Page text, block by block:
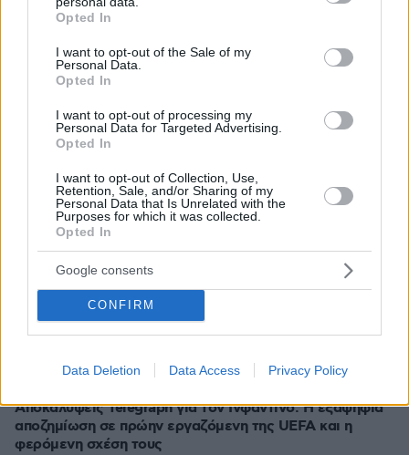
grant or deny consent to Google and its third-party tags to
use your data for below specified purposes in below Google
consent section.
Opted In
I want to opt-out of the Sale of my
Personal Data.
Opted In
I want to opt-out of processing my
Personal Data for Targeted Advertising.
Opted In
I want to opt-out of Collection, Use,
Retention, Sale, and/or Sharing of my
Personal Data that Is Unrelated with the
Purposes for which it was collected.
Opted In
Google consents
CONFIRM
Data Deletion Data Access Privacy Policy
Ρωσικά πλήγματα σε Κίεβο και Μπροβαρί: Τρεις νεκροί,
ανάμεσά τους ένα παιδί
Ήττα της Σάκκαρη με 2-0 από την Γκοφ και αποκλεισμός
στο Τορόντο
08.08.2026, 03:37
Ο Κούτσιας πέτυχε το πρώτο γκολ της φετινής Primeira
Liga, δείτε το γκολ
08.08.2026, 03:31
Ο Τραμπ προσφεύγει στο Ανώτατο Δικαστήριο: «Εθνική
ντροπή» το μπλόκο στην αίθουσα χορού του Λευκού
Οίκου
08.08.2026, 03:00
λα Εσπριέγια, δείτε βίντεο
08.08.2026, 02:28
Αποκαλύψεις Telegraph για τον Ινφαντίνο: Η εξαψήφια
αποζημίωση σε πρώην εργαζόμενη της UEFA και η
φερόμενη σχέση τους